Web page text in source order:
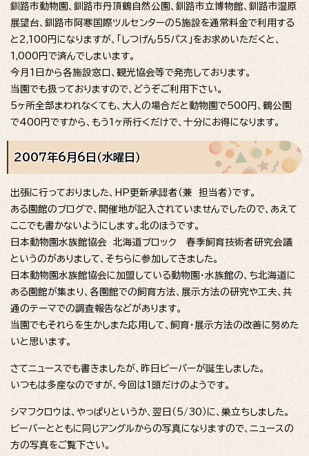
釧路市動物園、釧路市丹頂鶴自然公園、釧路市立博物館、釧路市湿原
展望台、釧路市阿寒国際ツルセンターの5施設を通常料金で利用する
と2,100円になりますが、「しつげん55パス」をお求めいただくと、
1,000円で済んでしまいます。
今月1日から各施設窓口、観光協会等で発売しております。
当園でも扱っておりますので、どうぞご利用下さい。
5ヶ所全部まわれなくても、大人の場合だと動物園で500円、鶴公園
で400円ですから、もう1ヶ所行くだけで、十分にお得になります。
2007年6月6日（水曜日）
出張に行っておりました、HP更新承認者（兼 担当者）です。
ある園館のブログで、開催地が記入されていませんでしたので、あえて
ここでも書かないようにします。北のほうです。
日本動物園水族館協会 北海道ブロック 春季飼育技術者研究会議
というのがありまして、そちらに参加してきました。
日本動物園水族館協会に加盟している動物園・水族館の、ち北海道に
ある園館が集まり、各園館での飼育方法、展示方法の研究や工夫、共
通のテーマでの調査報告などがあります。
当園でもそれらを生かしまた応用して、飼育・展示方法の改善に努めた
いと思います。
さてニュースでも書きましたが、昨日ビーバーが誕生しました。
いつもは多産なのですが、今回は1頭だけのようです。
シマフクロウは、やっぱりというか、翌日（5/30）に、巣立ちしました。
ビーバーとともに同じアングルからの写真になりますので、ニュースの
方の写真をご覧下さい。